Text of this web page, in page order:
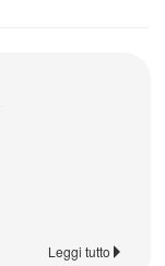
Leggi tutto